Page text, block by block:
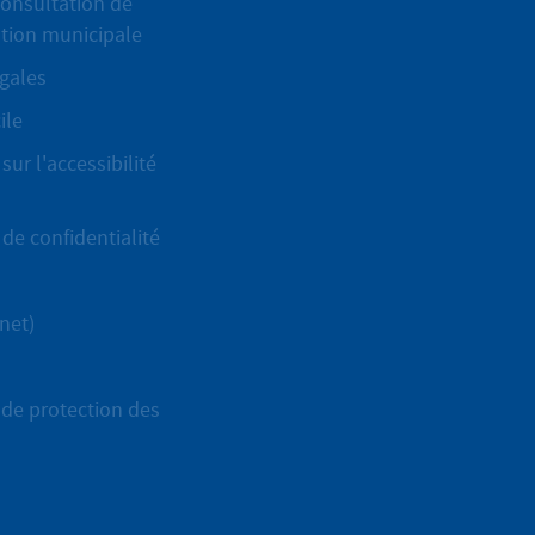
municipale
l'accessibilité
confidentialité
protection des